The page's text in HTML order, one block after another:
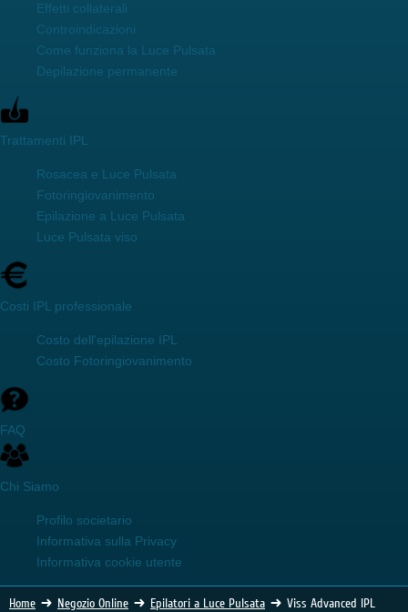
Effetti collaterali
Controindicazioni
Come funziona la Luce Pulsata
Depilazione permanente
Trattamenti IPL
Rosacea e Luce Pulsata
Fotoringiovanimento
Epilazione a Luce Pulsata
Luce Pulsata viso
Costi IPL professionale
Costo dell'epilazione IPL
Costo Fotoringiovanimento
FAQ
Chi Siamo
Profilo societario
Informativa sulla Privacy
Informativa cookie utente
Home Negozio Online Epilatori a Luce Pulsata Viss Advanced IPL